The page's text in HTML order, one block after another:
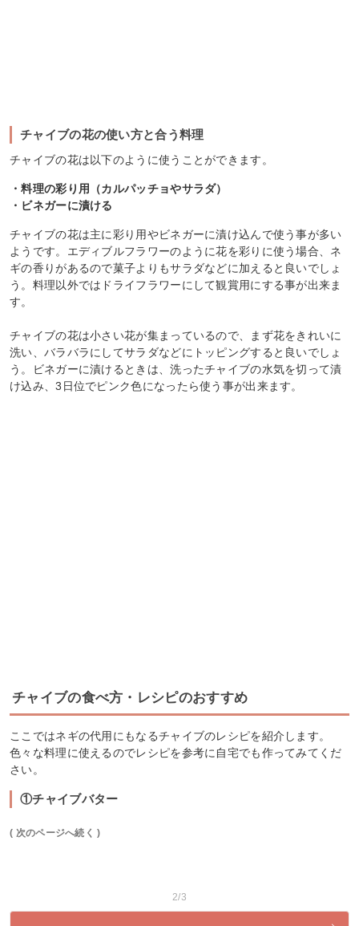
チャイブの花の使い方と合う料理
チャイブの花は以下のように使うことができます。
・料理の彩り用（カルパッチョやサラダ）
・ビネガーに漬ける
チャイブの花は主に彩り用やビネガーに漬け込んで使う事が多い
ようです。エディブルフラワーのように花を彩りに使う場合、ネ
ギの香りがあるので菓子よりもサラダなどに加えると良いでしょ
う。料理以外ではドライフラワーにして観賞用にする事が出来ま
す。
チャイブの花は小さい花が集まっているので、まず花をきれいに
洗い、バラバラにしてサラダなどにトッピングすると良いでしょ
う。ビネガーに漬けるときは、洗ったチャイブの水気を切って漬
け込み、3日位でピンク色になったら使う事が出来ます。
チャイブの食べ方・レシピのおすすめ
ここではネギの代用にもなるチャイブのレシピを紹介します。
色々な料理に使えるのでレシピを参考に自宅でも作ってみてくだ
さい。
①チャイブバター
( 次のページへ続く )
2/3